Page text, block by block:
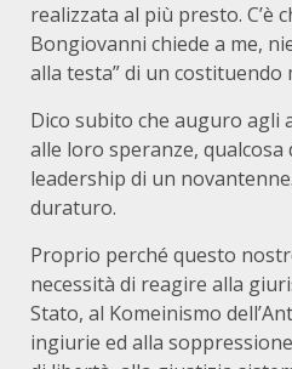
realizzata al più presto. C’è
Bongiovanni chiede a me,
alla testa” di un costituendo
Dico subito che auguro agli
alle loro speranze, qualcosa
leadership di un
duraturo.
Proprio perché questo
necessità di reagire alla
Stato, al Komeinismo
ingiurie ed alla